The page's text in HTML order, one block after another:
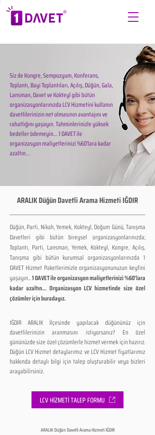
Siz de Kongre, Sempozyum, Konferans,
Toplantı, Bayi Toplantıları, Açılış, Düğün, Gala,
Lansman, Davet ve Kokteyl gibi bütün
organizasyonlarınızda LCV Hizmetini kullanın
davetlilerinizin net olmasının avantajını ve
rahatlığını yaşayın. Tahminlerinizle yüksek
bedeller ödemeyin... 1 DAVET ile
organizasyon maliyetlerinizi %60'lara kadar
azaltın...
ARALIK Düğün Davetli Arama Hizmeti IĞDIR
Düğün, Parti, Nikah, Yemek, Kokteyl, Doğum Günü, Tanışma
Davetleri gibi bütün bireysel organizasyonlarınızda;
Toplantı, Parti, Lansman, Yemek, Kokteyl, Kongre, Açılış,
Tanışma gibi bütün kurumsal organizasyonlarınızda 1
DAVET Hizmet Paketlerimizle organizasyonunuzun keyfini
yaşayın...1 DAVET ile organizasyon maliyetlerinizi %60'lara
kadar azaltın... Organizasyon LCV hizmetinde size özel
çözümler için buradayız.
IĞDIR ARALIK İlçesinde yapılacak düğününüz için
davetlilerinizin aranmasını istiyorsanız? En özel
gününüzde size özel çözümlerle hizmet vermek için hazırız.
Düğün LCV Hizmet detaylarımız ve LCV Hizmet fiyatlarımız
hakkında detaylı bilgi için talep oluşturabilir veya bizleri
arayabilirsiniz.
LCV HİZMETİ TALEP FORMU
ARALIK Düğün Davetli Arama Hizmeti IĞDIR